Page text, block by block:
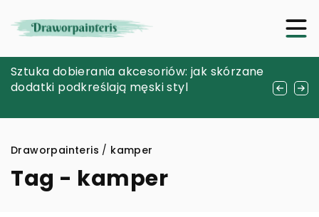
Rozważania na temat bezpieczeństwa i
skuteczności materiałów wypełnieniowych
Sztuka dobierania akcesoriów: jak skórzane
dodatki podkreślają męski styl
Jak minikomputery mogą
zrewolucjonizować twoje projekty DIY?
Draworpainteris / kamper
Tag - kamper